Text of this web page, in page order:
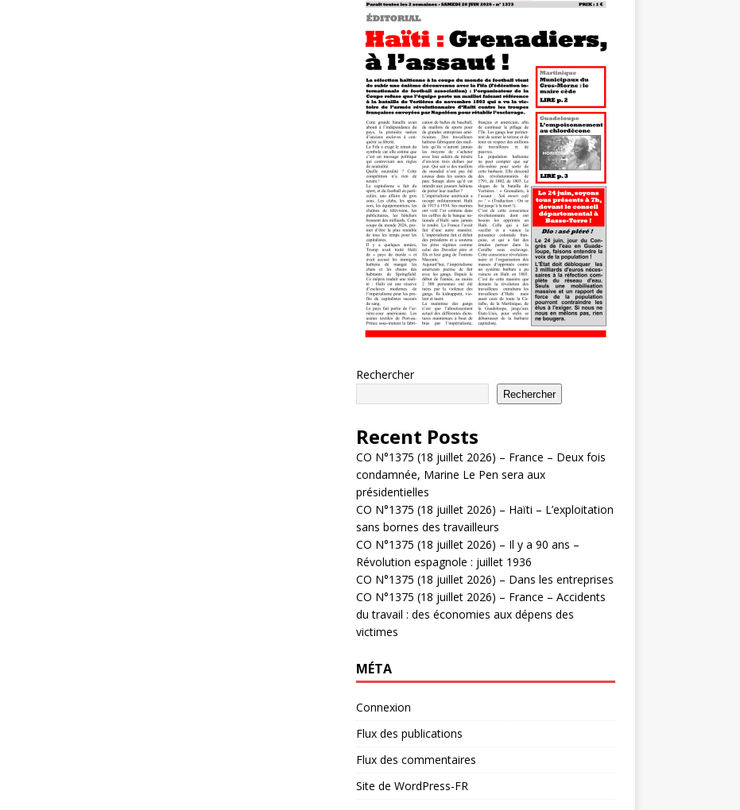
Rechercher
Rechercher
Recent Posts
CO N°1375 (18 juillet 2026) – France – Deux fois
condamnée, Marine Le Pen sera aux
présidentielles
CO N°1375 (18 juillet 2026) – Haïti – L’exploitation
sans bornes des travailleurs
CO N°1375 (18 juillet 2026) – Il y a 90 ans –
Révolution espagnole : juillet 1936
CO N°1375 (18 juillet 2026) – Dans les entreprises
CO N°1375 (18 juillet 2026) – France – Accidents
du travail : des économies aux dépens des
victimes
MÉTA
Connexion
Flux des publications
Flux des commentaires
Site de WordPress-FR